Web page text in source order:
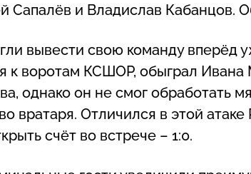
Сапалёв и Владислав Кабанцов.
вывести свою команду вперёд
к воротам КСШОР, обыграл Ивана
однако он не смог обработать
вратаря. Отличился в этой
счёт во встрече – 1:0.